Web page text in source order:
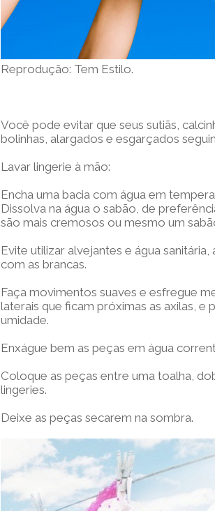
Reprodução: Tem Estilo.
Você pode evitar que seus sutiãs,
bolinhas, alargados e esgarçados
Lavar lingerie à mão:
Encha uma bacia com água em
Dissolva na água o sabão, de
são mais cremosos ou mesmo um
Evite utilizar alvejantes e água
com as brancas.
Faça movimentos suaves e esfregue
laterais que ficam próximas as axilas, e
umidade.
Enxágue bem as peças em água
Coloque as peças entre uma toalha,
lingeries.
Deixe as peças secarem na sombra.